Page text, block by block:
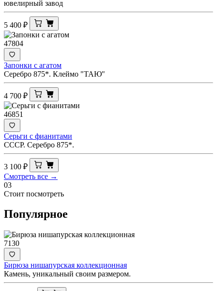
ювелирный завод
5 400 ₽
47804
Запонки с агатом
Серебро 875*. Клеймо "ТАЮ"
4 700 ₽
46851
Серьги с фианитами
СССР. Серебро 875*.
3 100 ₽
Смотреть все →
03
Стоит посмотреть
Популярное
7130
Бирюза нишапурская коллекционная
Камень, уникальный своим размером.